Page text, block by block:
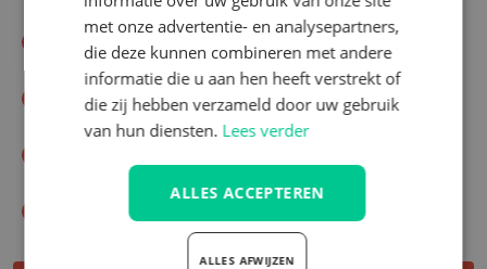
Montage op locatie
Merkonafhankelijk
Reparatieservice
met onze advertentie- en analysepartners,
die deze kunnen combineren met andere
informatie die u aan hen heeft verstrekt of
die zij hebben verzameld door uw gebruik
van hun diensten. Lees verder
ALLES ACCEPTEREN
ALLES AFWIJZEN